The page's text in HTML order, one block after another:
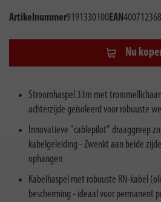
Artikelnummer9191330100EAN
Nu
Stroomhaspel 33m met
achterzijde geïsoleerd voor robuuste
Innovatieve "cablepilot" draaggreep
kabelgeleiding - Zwenkt aan beide
ophangen
Kabelhaspel met robuuste RN-kabel
bescherming - ideaal voor permanent